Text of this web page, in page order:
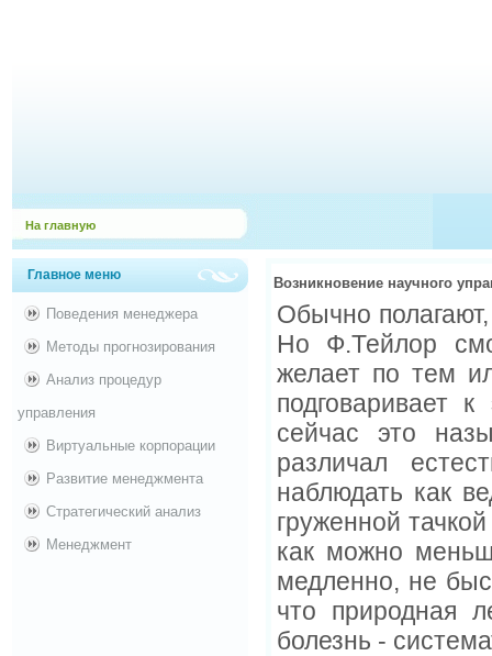
На главную
Главное меню
Поведения менеджера
Методы прогнозирования
Анализ процедур
управления
Виртуальные корпорации
Развитие менеджмента
Стратегический анализ
Менеджмент
Возникновение научного
Обычно
Но Ф.Тейлор
желает по тем
подговаривает
сейчас это
различал
наблюдать как
груженной
как можно
медленно, не
что природная
болезнь -